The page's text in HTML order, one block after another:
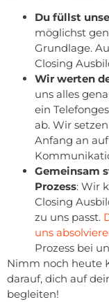
Du füllst
möglichst
Grundlage.
Closing
Wir werten
uns alles
ein
ab. Wir
Anfang an
Gemeinsam
Prozess: Wir
Closing
zu uns passt.
uns
Prozess bei
Nimm noch heute
darauf, dich auf
begleiten!